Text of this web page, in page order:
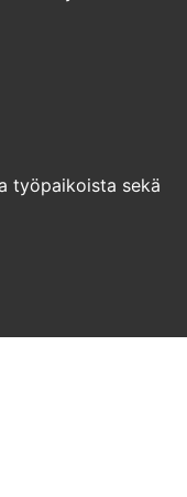
työpaikoista sekä